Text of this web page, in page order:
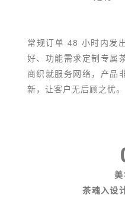
常规订单 48 小时内发
好、功能需求定制专属
商织就服务网络，产品
新，让客户无后顾之忧。
茶魂入设